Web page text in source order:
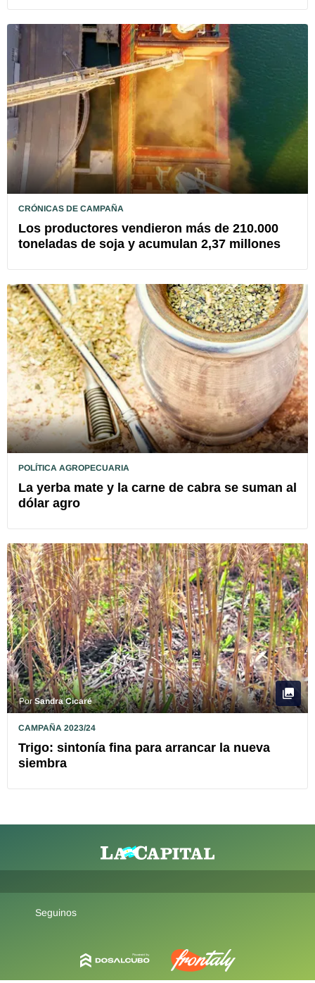
CRÓNICAS DE CAMPAÑA
Los productores vendieron más de 210.000
toneladas de soja y acumulan 2,37 millones
POLÍTICA AGROPECUARIA
La yerba mate y la carne de cabra se suman al
dólar agro
PorSandra Cicaré
CAMPAÑA 2023/24
Trigo: sintonía fina para arrancar la nueva
siembra
Seguinos